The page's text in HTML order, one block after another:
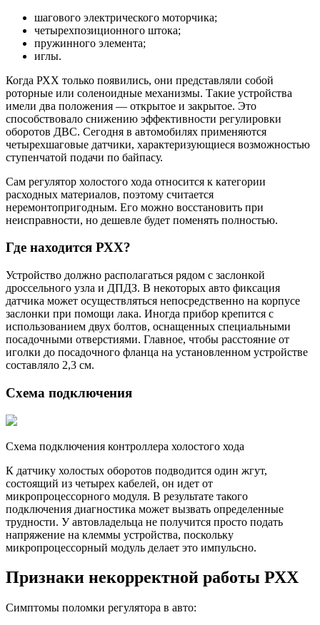
шагового электрического моторчика;
четырехпозиционного штока;
пружинного элемента;
иглы.
Когда РХХ только появились, они представляли собой
роторные или соленоидные механизмы. Такие устройства
имели два положения — открытое и закрытое. Это
способствовало снижению эффективности регулировки
оборотов ДВС. Сегодня в автомобилях применяются
четырехшаговые датчики, характеризующиеся возможностью
ступенчатой подачи по байпасу.
Сам регулятор холостого хода относится к категории
расходных материалов, поэтому считается
неремонтопригодным. Его можно восстановить при
неисправности, но дешевле будет поменять полностью.
Где находится РХХ?
Устройство должно располагаться рядом с заслонкой
дроссельного узла и ДПДЗ. В некоторых авто фиксация
датчика может осуществляться непосредственно на корпусе
заслонки при помощи лака. Иногда прибор крепится с
использованием двух болтов, оснащенных специальными
посадочными отверстиями. Главное, чтобы расстояние от
иголки до посадочного фланца на установленном устройстве
составляло 2,3 см.
Схема подключения
Схема подключения контроллера холостого хода
К датчику холостых оборотов подводится один жгут,
состоящий из четырех кабелей, он идет от
микропроцессорного модуля. В результате такого
подключения диагностика может вызвать определенные
трудности. У автовладельца не получится просто подать
напряжение на клеммы устройства, поскольку
микропроцессорный модуль делает это импульсно.
Признаки некорректной работы РХХ
Симптомы поломки регулятора в авто: